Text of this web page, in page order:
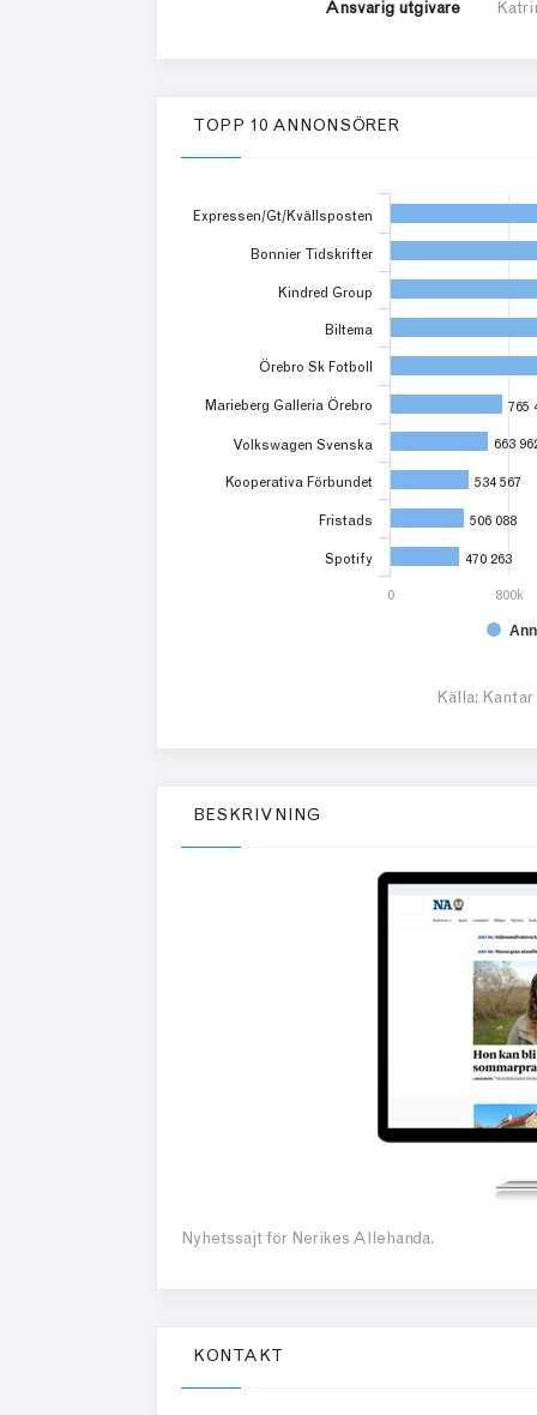
Ansvarig utgivare
TOPP 10 ANNONSÖRER
765
765
663
663
534 567
534 567
506 088
506 088
470 263
470 263
Expressen/Gt/Kvällsposten
Bonnier Tidskrifter
Kindred Group
Biltema
Örebro Sk Fotboll
Marieberg Galleria Örebro
Volkswagen Svenska
Kooperativa Förbundet
Fristads
Spotify
0 800k
Källa: Kantar
BESKRIVNING
Nyhetssajt för Nerikes Allehanda.
KONTAKT